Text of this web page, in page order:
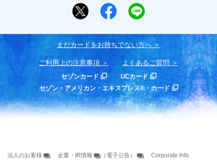
まだカードをお持ちでない⽅へ
ご利用上の注意事項 よくあるご質問
セゾンカード
UCカード
セゾン・アメリカン・エキスプレス®・カード
法人のお客様 企業・IR情報 （電子公告） Corporate Info